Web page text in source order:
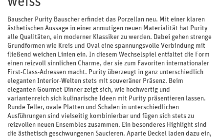
Bauscher Purity Bauscher erfindet das Porzellan neu. Mit einer klaren
ästhetischen Aussage in einer anmutigen neuen Materialität hat Purity
alle Qualitäten, ein moderner Klassiker zu werden. Dabei gehen strenge
Grundformen wie Kreis und Oval eine spannungsvolle Verbindung mit
fließend weichen Linien ein. In diesem Wechselspiel entfaltet die Form
einen reizvoll sinnlichen Charme, der sie zum Favoriten internationaler
First-Class-Adressen macht. Purity überzeugt in ganz unterschiedlich
eleganten Interior-Welten stets mit souveräner Präsenz. Beim
eleganten Gourmet-Dinner zeigt sich, wie hochwertig und
variantenreich sich kulinarische Ideen mit Purity präsentieren lassen.
Runde Teller, ovale Platten und Schalen in unterschiedlichen
Ausführungen sind vielseitig kombinierbar und fügen sich stets zu
reizvollen neuen Ensembles zusammen. Ein besonderes Highlight sind
die ästhetisch geschwungenen Saucieren. Aparte Deckel laden dazu ein,